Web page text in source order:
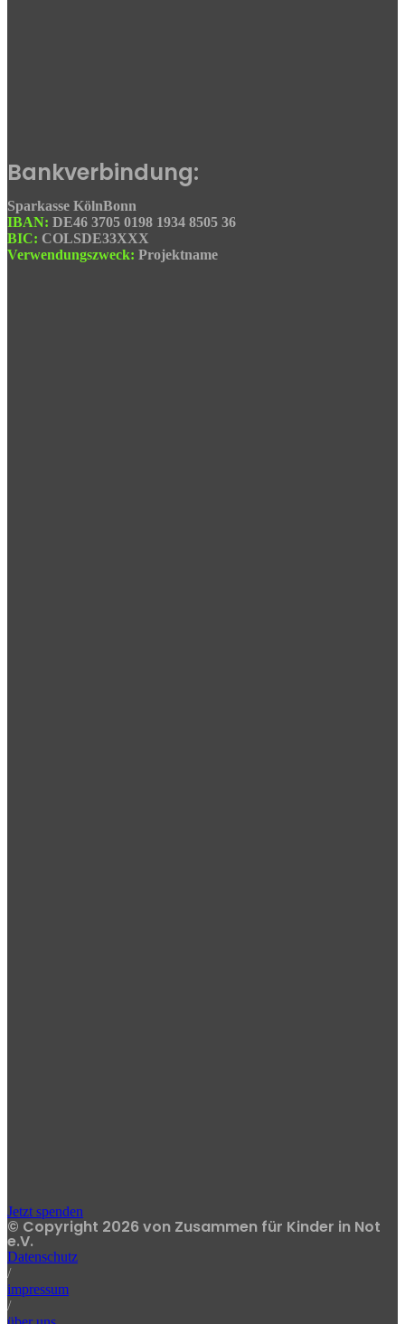
Bankverbindung:
Sparkasse KölnBonn
IBAN: DE46 3705 0198 1934 8505 36
BIC: COLSDE33XXX
Verwendungszweck: Projektname
Jetzt spenden
© Copyright 2026 von Zusammen für Kinder in Not
e.V.
Datenschutz
/
impressum
/